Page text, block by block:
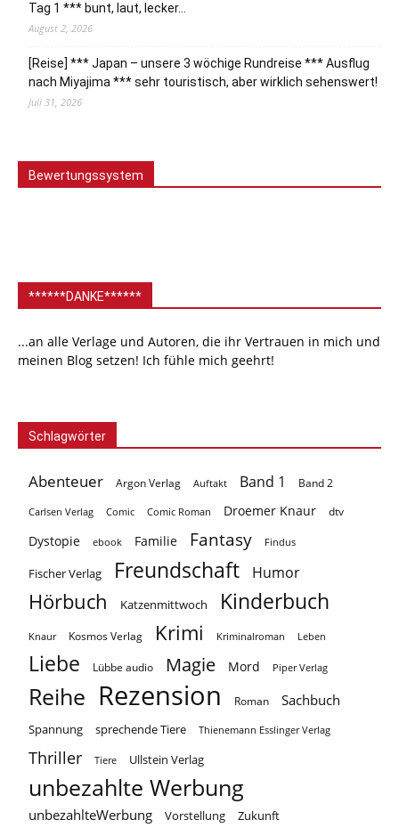
Tag 1 *** bunt, laut, lecker…
August 2, 2026
[Reise] *** Japan – unsere 3 wöchige Rundreise *** Ausflug
nach Miyajima *** sehr touristisch, aber wirklich sehenswert!
Juli 31, 2026
Bewertungssystem
******DANKE******
...an alle Verlage und Autoren, die ihr Vertrauen in mich und
meinen Blog setzen! Ich fühle mich geehrt!
Schlagwörter
Abenteuer Argon Verlag Auftakt Band 1 Band 2
Carlsen Verlag Comic Comic Roman Droemer Knaur dtv
Dystopie ebook Familie Fantasy Findus
Fischer Verlag Freundschaft Humor
Hörbuch Katzenmittwoch Kinderbuch
Knaur Kosmos Verlag Krimi Kriminalroman Leben
Liebe Lübbe audio Magie Mord Piper Verlag
Reihe Rezension Roman Sachbuch
Spannung sprechende Tiere Thienemann Esslinger Verlag
Thriller Tiere Ullstein Verlag
unbezahlte Werbung
unbezahlteWerbung Vorstellung Zukunft